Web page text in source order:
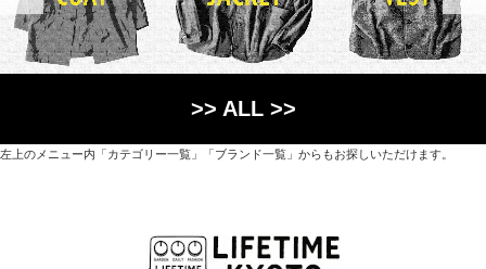
>> ALL >>
左上のメニュー内「カテゴリー一覧」「ブランド一覧」からもお探しいただけます。
オリジナルを含むファッションアイテムが中心の
京都・紫野にあるライフスタイルショップです。